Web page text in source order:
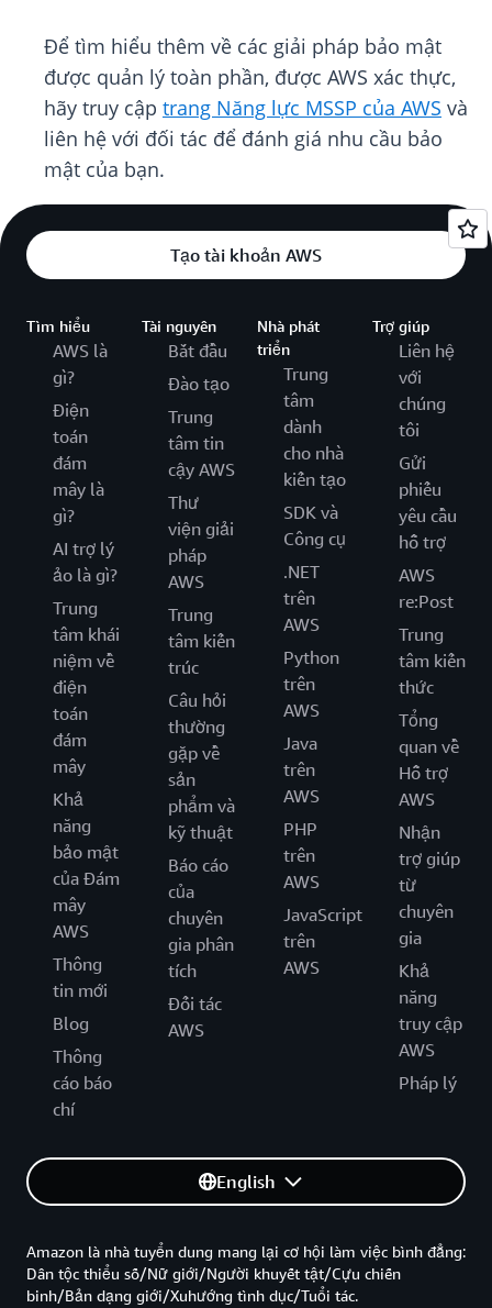
Để tìm hiểu thêm về các giải pháp bảo mật
được quản lý toàn phần, được AWS xác thực,
hãy truy cập trang Năng lực MSSP của AWS và
liên hệ với đối tác để đánh giá nhu cầu bảo
mật của bạn.
Tạo tài khoản AWS
Tìm hiểu
AWS là
gì?
Điện
toán
đám
mây là
gì?
AI trợ lý
ảo là gì?
Trung
tâm khái
niệm về
điện
toán
đám
mây
Khả
năng
bảo mật
của Đám
mây
AWS
Thông
tin mới
Blog
Thông
cáo báo
chí
Tài nguyên
Bắt đầu
Đào tạo
Trung
tâm tin
cậy AWS
Thư
viện giải
pháp
AWS
Trung
tâm kiến
trúc
Câu hỏi
thường
gặp về
sản
phẩm và
kỹ thuật
Báo cáo
của
chuyên
gia phân
tích
Đối tác
AWS
Nhà phát
triển
Trung
tâm
dành
cho nhà
kiến tạo
SDK và
Công cụ
.NET
trên
AWS
Python
trên
AWS
Java
trên
AWS
PHP
trên
AWS
JavaScript
trên
AWS
Trợ giúp
Liên hệ
với
chúng
tôi
Gửi
phiếu
yêu cầu
hỗ trợ
AWS
re:Post
Trung
tâm kiến
thức
Tổng
quan về
Hỗ trợ
AWS
Nhận
trợ giúp
từ
chuyên
gia
Khả
năng
truy cập
AWS
Pháp lý
English
Amazon là nhà tuyển dung mang lại cơ hội làm việc bình đẳng:
Dân tộc thiểu số/Nữ giới/Người khuyết tật/Cựu chiến
binh/Bản dạng giới/Xuhướng tình dục/Tuổi tác.